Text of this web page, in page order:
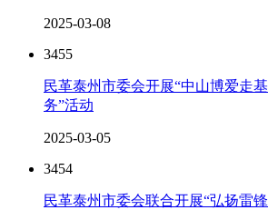
2025-03-08
3455
民革泰州市委会开展“中山博爱走
务”活动
2025-03-05
3454
民革泰州市委会联合开展“弘扬雷